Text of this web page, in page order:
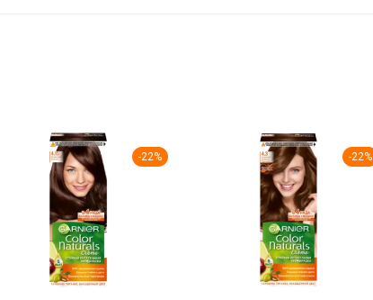
-22% -22%